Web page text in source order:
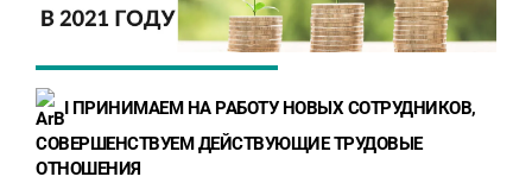
I ПРИНИМАЕМ НА РАБОТУ НОВЫХ СОТРУДНИКОВ,
СОВЕРШЕНСТВУЕМ ДЕЙСТВУЮЩИЕ ТРУДОВЫЕ
ОТНОШЕНИЯ